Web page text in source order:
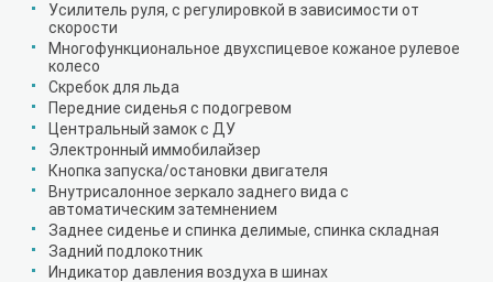
Усилитель руля, с регулировкой в зависимости от
скорости
Многофункциональное двухспицевое кожаное рулевое
колесо
Скребок для льда
Передние сиденья с подогревом
Центральный замок с ДУ
Электронный иммобилайзер
Кнопка запуска/остановки двигателя
Внутрисалонное зеркало заднего вида с
автоматическим затемнением
Заднее сиденье и спинка делимые, спинка складная
Задний подлокотник
Индикатор давления воздуха в шинах